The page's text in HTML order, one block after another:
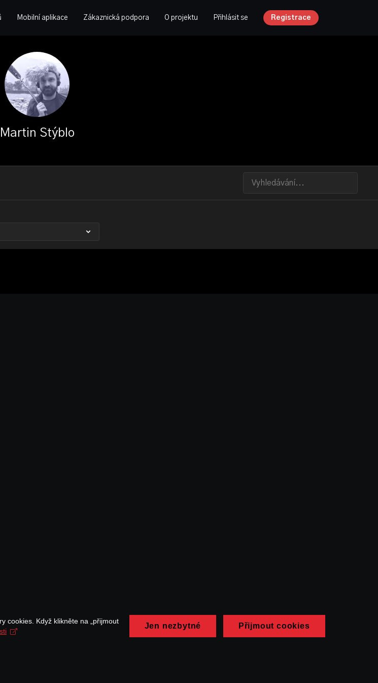
Mobilní aplikace Zákaznická podpora O projektu Přihlásit se Registrace
Martin Stýblo
cookies. Když klikněte na „přijmout
Jen nezbytné Přijmout cookies